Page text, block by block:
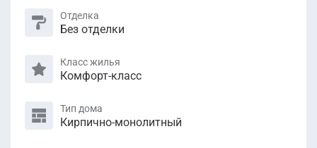
Отделка
Без отделки
Класс жилья
Комфорт-класс
Тип дома
Кирпично-монолитный